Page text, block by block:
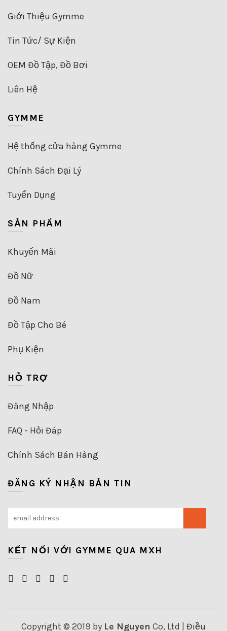
Giới Thiệu Gymme
Tin Tức/ Sự Kiện
OEM Đồ Tập, Đồ Bơi
Liên Hệ
GYMME
Hệ thống cửa hàng Gymme
Chính Sách Đại Lý
Tuyển Dụng
SẢN PHẨM
Khuyến Mãi
Đồ Nữ
Đồ Nam
Đồ Tập Cho Bé
Phụ Kiện
HỖ TRỢ
Đăng Nhập
FAQ - Hỏi Đáp
Chính Sách Bán Hàng
ĐĂNG KÝ NHẬN BẢN TIN
KẾT NỐI VỚI GYMME QUA MXH
Copyright © 2019 by Le Nguyen Co, Ltd | Điều